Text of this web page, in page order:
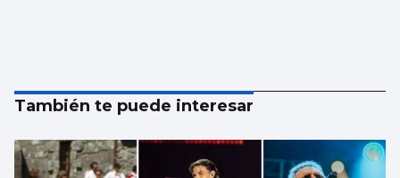
También te puede interesar